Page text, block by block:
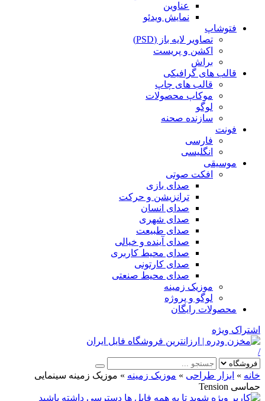
عناوین
نمایش ویدئو
فتوشاپ
تصاویر لایه باز (PSD)
اکشن و پریست
براش
قالب های گرافیکی
قالب های چاپ
موکاپ محصولات
لوگو
سازنده صحنه
فونت
فارسی
انگلیسی
موسیقی
افکت صوتی
صدای بازی
ترانزیشن و حرکت
صدای انسان
صدای شهری
صدای طبیعت
صدای آینده و خیالی
صدای محیط کاربری
صدای کارتونی
صدای محیط صنعتی
موزیک زمینه
لوگو و پروژه
محصولات رایگان
اشتراک ویژه
/
خانه » ابزار طراحی » موزیک زمینه » موزیک زمینه سینمایی
حماسی Tension